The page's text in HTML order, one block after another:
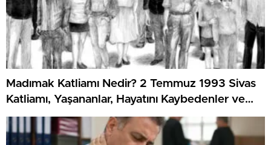
Madımak Katliamı Nedir? 2 Temmuz 1993 Sivas
Katliamı, Yaşananlar, Hayatını Kaybedenler ve
Dava Süreci